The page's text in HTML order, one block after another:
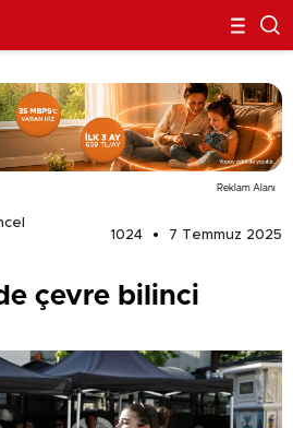
Reklam Alanı
1024
7 Temmuz 2025
çevre bilinci